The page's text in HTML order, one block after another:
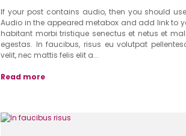
If your post contains audio, then you should
Audio in the appeared metabox and add link to
habitant morbi tristique senectus et netus et
egestas. In faucibus, risus eu volutpat
velit, nec mattis felis elit a...
Read more